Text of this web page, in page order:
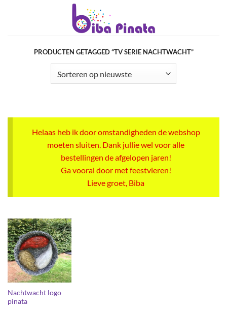
PRODUCTEN GETAGGED “TV SERIE NACHTWACHT”
Helaas heb ik door omstandigheden de webshop
moeten sluiten. Dank jullie wel voor alle
bestellingen de afgelopen jaren!
Ga vooral door met feestvieren!
Lieve groet, Biba
Nachtwacht logo
pinata